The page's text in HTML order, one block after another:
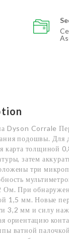
Dyson Corrale
подошвы. Для
карта толщиной
затем
три
Ом. При
1,5 мм. Новые
3,2 мм и силу
ориентацию
ватной